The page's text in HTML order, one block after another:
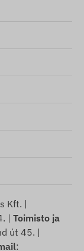
Kft. |
| Toimisto ja
út 45. |
: